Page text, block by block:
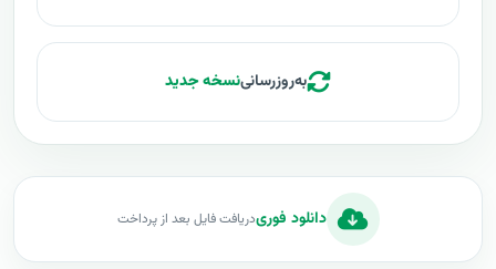
به‌روزرسانینسخه جدید
دانلود فوریدریافت فایل بعد از پرداخت